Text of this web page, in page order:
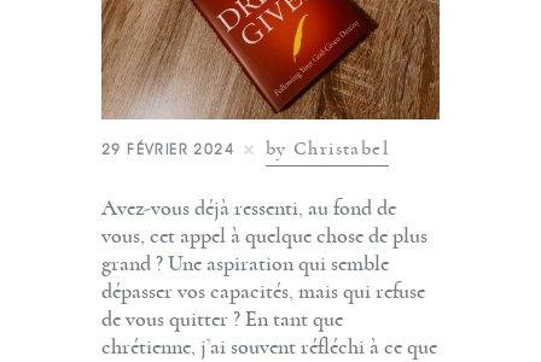
29 FÉVRIER 2024 by Christabel
Avez-vous déjà ressenti, au fond de
vous, cet appel à quelque chose de plus
grand ? Une aspiration qui semble
dépasser vos capacités, mais qui refuse
de vous quitter ? En tant que
chrétienne, j’ai souvent réfléchi à ce que